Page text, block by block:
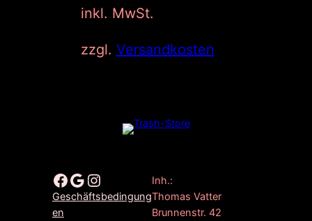
inkl. MwSt.
zzgl. Versandkosten
Facebook Google Instagram
Geschäftsbedingung
en
Inh.:
Thomas Vatter
Brunnenstr. 42